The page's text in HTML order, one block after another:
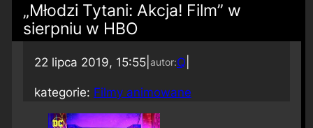
„Młodzi Tytani: Akcja! Film” w
sierpniu w HBO
22 lipca 2019, 15:55| autor:Q
kategorie: Filmy animowane